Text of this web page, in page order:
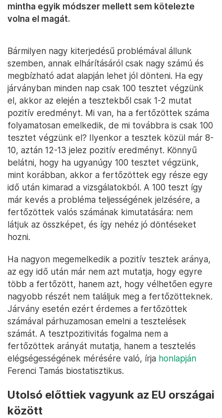
mintha egyik módszer mellett sem kötelezte
volna el magát.
Bármilyen nagy kiterjedésű problémával állunk
szemben, annak elhárításáról csak nagy számú és
megbízható adat alapján lehet jól dönteni. Ha egy
járványban minden nap csak 100 tesztet végzünk
el, akkor az elején a tesztekből csak 1-2 mutat
pozitív eredményt. Mi van, ha a fertőzöttek száma
folyamatosan emelkedik, de mi továbbra is csak 100
tesztet végzünk el? Ilyenkor a tesztek közül már 8-
10, aztán 12-13 jelez pozitív eredményt. Könnyű
belátni, hogy ha ugyanúgy 100 tesztet végzünk,
mint korábban, akkor a fertőzöttek egy része egy
idő után kimarad a vizsgálatokból. A 100 teszt így
már kevés a probléma teljességének jelzésére, a
fertőzöttek valós számának kimutatására: nem
látjuk az összképet, és így nehéz jó döntéseket
hozni.
Ha nagyon megemelkedik a pozitív tesztek aránya,
az egy idő után már nem azt mutatja, hogy egyre
több a fertőzött, hanem azt, hogy vélhetően egyre
nagyobb részét nem találjuk meg a fertőzötteknek.
Járvány esetén ezért érdemes a fertőzöttek
számával párhuzamosan emelni a tesztelések
számát. A tesztpozitivitás fogalma nem a
fertőzöttek arányát mutatja, hanem a tesztelés
elégségességének mérésére való, írja honlapján
Ferenci Tamás biostatisztikus.
Utolsó előttiek vagyunk az EU országai
között